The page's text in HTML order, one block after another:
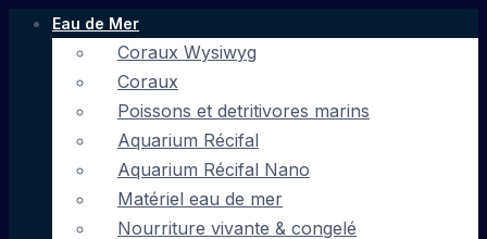
Eau de Mer
Coraux Wysiwyg
Coraux
Poissons et detritivores marins
Aquarium Récifal
Aquarium Récifal Nano
Matériel eau de mer
Nourriture vivante & congelé